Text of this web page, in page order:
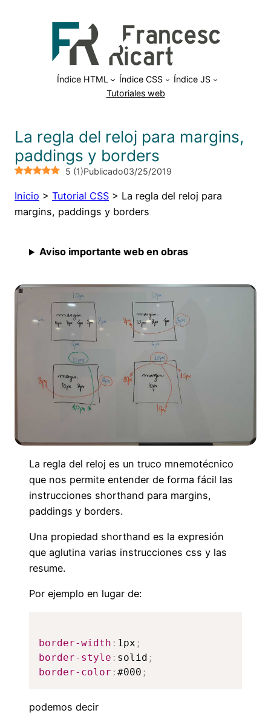
Índice HTML Índice CSS
Índice JS
Tutoriales web
La regla del reloj para margins,
paddings y borders
5 (1)Publicado03/25/2019
Inicio > Tutorial CSS > La regla del reloj para
margins, paddings y borders
Aviso importante web en obras
La regla del reloj es un truco mnemotécnico
que nos permite entender de forma fácil las
instrucciones shorthand para margins,
paddings y borders.
Una propiedad shorthand es la expresión
que aglutina varias instrucciones css y las
resume.
Por ejemplo en lugar de:
border-width : 1px ;
border-style : solid ;
border-color :#000 ;
podemos decir